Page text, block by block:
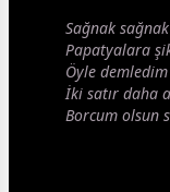
Sağnak sağnak
Papatyalara
Öyle
İki satır daha
Borcum olsun